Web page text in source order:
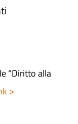
“Diritto alla
>